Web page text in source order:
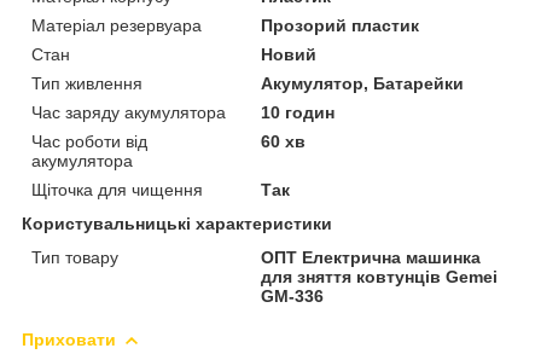
Матеріал резервуара
Прозорий пластик
Стан
Новий
Тип живлення
Акумулятор, Батарейки
Час заряду акумулятора
10 годин
Час роботи від
акумулятора
60 хв
Щіточка для чищення
Так
Користувальницькі характеристики
Тип товару
ОПТ Електрична машинка
для зняття ковтунців Gemei
GM-336
Приховати